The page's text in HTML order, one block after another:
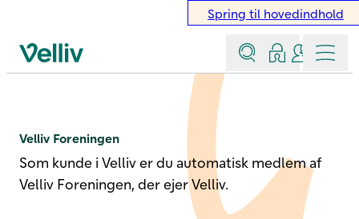
Spring til hovedindhold
Velliv startside
Søg Log indKontakt
Menu
Velliv Foreningen
Velliv Foreningen
Som kunde i Velliv er du automatisk medlem af
Velliv Foreningen, der ejer Velliv.